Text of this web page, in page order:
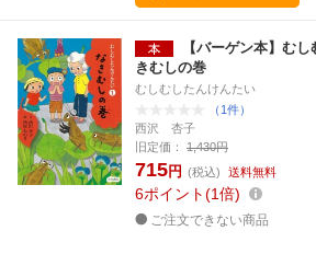
【バーゲン本】む
きむしの巻
むしむしたんけんたい
（1件）
西沢 杏子
旧定価：
1,430円
715円 (税込) 送料無料
6ポイント 1倍
ご注文できない商品